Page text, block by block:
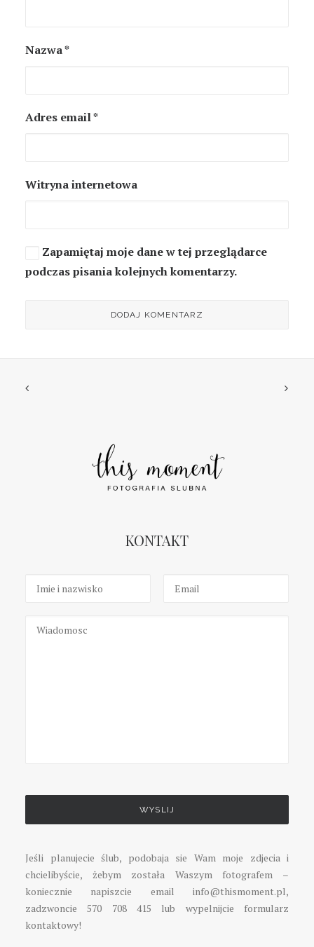
Nazwa*
Adres email*
Witryna internetowa
Zapamiętaj moje dane w tej przeglądarce
podczas pisania kolejnych komentarzy.
KONTAKT
empty.
Jeśli planujecie ślub, podobaja sie Wam moje zdjecia i
chcielibyście, żebym została Waszym fotografem –
koniecznie napiszcie email info@thismoment.pl,
zadzwoncie 570 708 415 lub wypelnijcie formularz
kontaktowy!